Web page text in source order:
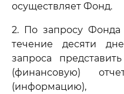
осуществляет Фонд.
2. По запросу
течение десяти
запроса
(финансовую)
(информацию),